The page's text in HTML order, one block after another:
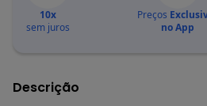
10x
sem juros
Preços
no App
Descrição